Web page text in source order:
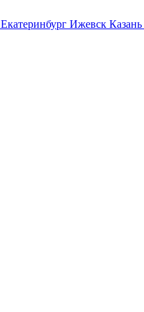
Екатеринбург Ижевск Казань